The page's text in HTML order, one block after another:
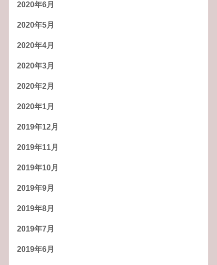
2020年6月
2020年5月
2020年4月
2020年3月
2020年2月
2020年1月
2019年12月
2019年11月
2019年10月
2019年9月
2019年8月
2019年7月
2019年6月